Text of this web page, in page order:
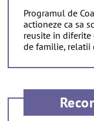
Programul de
actioneze ca sa
reusite in
de familie, relatii